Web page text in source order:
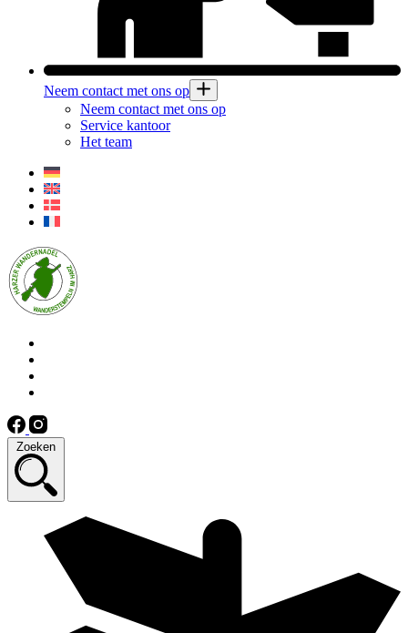
Neem contact met ons op
Neem contact met ons op
Service kantoor
Het team
Zoeken